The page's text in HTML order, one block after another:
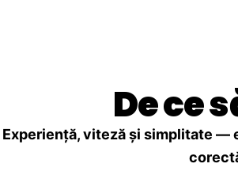
De ce
Experiență, viteză și simplitate —